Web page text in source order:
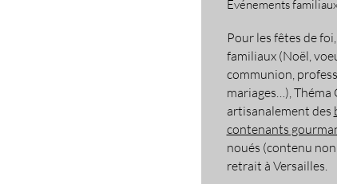
Evénements
​Pour les fêtes de
familiaux (Noël,
communion,
mariages…),
artisanalement des
contenants
noués (contenu
retrait à Versailles.​​